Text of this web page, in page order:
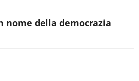
nome della democrazia